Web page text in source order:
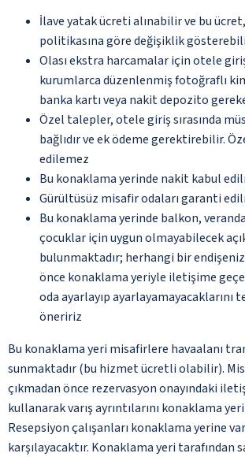
İlave yatak ücreti alınabilir ve bu
politikasına göre değişiklik
Olası ekstra harcamalar için otele
kurumlarca düzenlenmiş fotoğraflı
banka kartı veya nakit depozito
Özel talepler, otele giriş sırasında
bağlıdır ve ek ödeme gerektirebilir.
edilemez
Bu konaklama yerinde nakit kabul
Gürültüsüz misafir odaları garanti
Bu konaklama yerinde balkon,
çocuklar için uygun olmayabilecek
bulunmaktadır; herhangi bir endişeniz
önce konaklama yeriyle iletişime
oda ayarlayıp ayarlayamayacaklarını
öneririz
Bu konaklama yeri misafirlere havaalanı
sunmaktadır (bu hizmet ücretli olabilir).
çıkmadan önce rezervasyon onayındaki
kullanarak varış ayrıntılarını konaklama
Resepsiyon çalışanları konaklama yerine
karşılayacaktır. Konaklama yeri tarafından